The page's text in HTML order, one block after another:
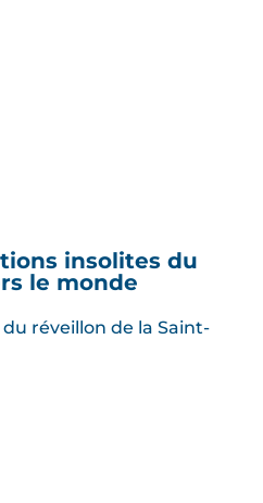
insolites du
le monde
réveillon de la Saint-